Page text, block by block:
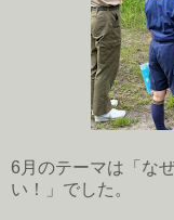
6月のテーマは「な
い！」でした。